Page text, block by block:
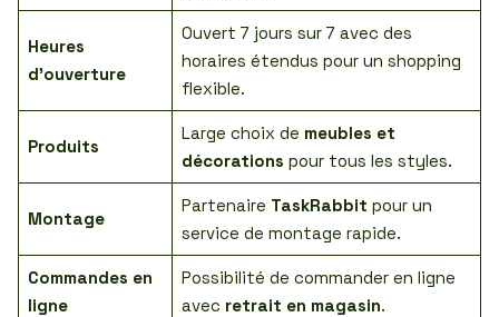
Heures
d’ouverture
Ouvert 7 jours sur 7 avec des
horaires étendus pour un shopping
flexible.
Produits
Large choix de meubles et
décorations pour tous les styles.
Montage
Partenaire TaskRabbit pour un
service de montage rapide.
Commandes en
ligne
Possibilité de commander en ligne
avec retrait en magasin.